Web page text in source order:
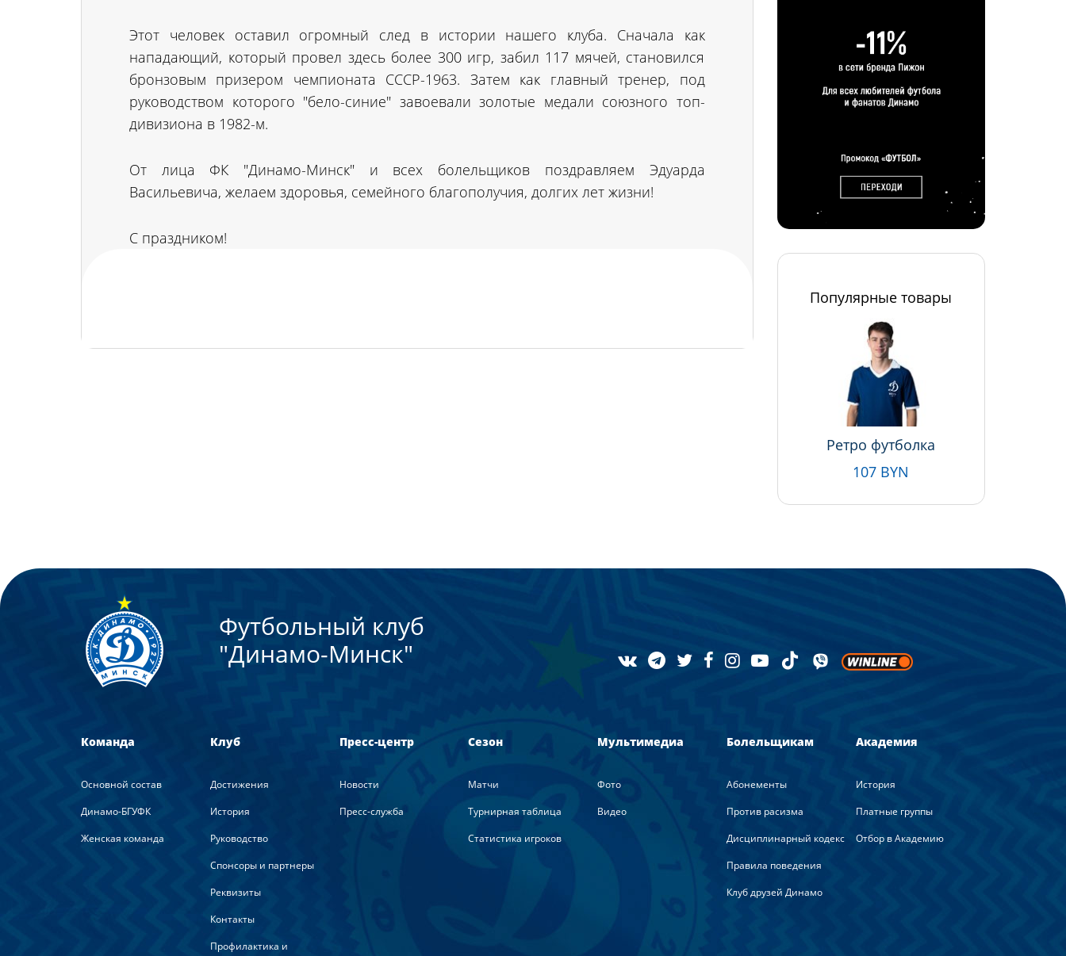
Этот человек оставил огромный след в истории нашего клуба. Сначала как
нападающий, который провел здесь более 300 игр, забил 117 мячей, становился
бронзовым призером чемпионата СССР-1963. Затем как главный тренер, под
руководством которого "бело-синие" завоевали золотые медали союзного топ-
дивизиона в 1982-м.
От лица ФК "Динамо-Минск" и всех болельщиков поздравляем Эдуарда
Васильевича, желаем здоровья, семейного благополучия, долгих лет жизни!
С праздником!
Популярные товары
Ретро футболка
107 BYN
Футбольный клуб
"Динамо-Минск"
Команда
Основной состав
Динамо-БГУФК
Женская команда
Клуб
Достижения
История
Руководство
Спонсоры и партнеры
Реквизиты
Контакты
Профилактика и
Пресс-центр
Новости
Пресс-служба
Сезон
Матчи
Турнирная таблица
Статистика игроков
Мультимедиа
Фото
Видео
Болельщикам
Абонементы
Против расизма
Дисциплинарный кодекс
Правила поведения
Клуб друзей Динамо
Академия
История
Платные группы
Отбор в Академию